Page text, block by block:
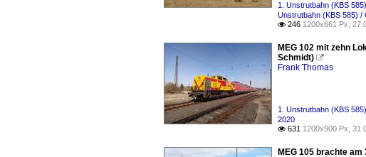
1. Unstrutbahn (KBS
Unstrutbahn (KBS 585) /
 246 1200x661 Px,
MEG 102 mit zehn
Schmidt) 
Frank Thomas
1. Unstrutbahn (KBS
2020
 631 1200x900 Px,
MEG 105 brachte